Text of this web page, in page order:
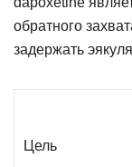
обратного
задержать
Цель